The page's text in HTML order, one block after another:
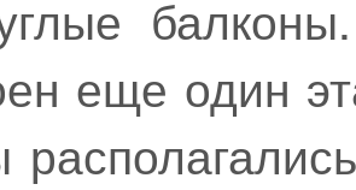
еще один